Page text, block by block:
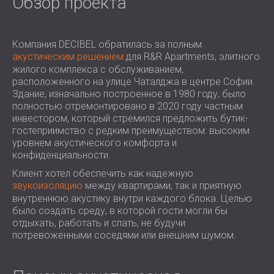
ЗВУКОИЗОЛЯЦИЯ И АКУСТИКА ДЛЯ
ЗВУКОИЗОЛЯЦИЯ И АКУСТИЧЕСКИЕ
РЕШЕНИЯ ДЛЯ ТОРГОВЫХ
ПОМЕЩЕНИЙ
ЗВУКОИЗОЛЯЦИЯ И АКУСТИКА ДЛЯ
ОБРАЗОВАТЕЛЬНЫХ УЧРЕЖДЕНИЙ
SOUND INSULATION AND ACOUSTICS
FOR HEALTH CARE FACILITIES
ЗВУКОИЗОЛЯЦИОННЫЕ И
АКУСТИЧЕСКИЕ РЕШЕНИЯ ДЛЯ
АУДИОЛОГИЧЕСКОЙ ОТРАСЛИ
ЗВУКОИЗОЛЯЦИОННЫЕ И
АКУСТИЧЕСКИЕ РЕШЕНИЯ ДЛЯ
ЦЕНТРОВ ОБРАБОТКИ ДАННЫХ
ROMÂNIA (RO)
FINLAND (FI)
USA (US)
SOUTH AFRICA (ZA)
Компания DECIBEL обратилась за полным
акустическим решением для R&R Apartments, элитного
жилого комплекса с обслуживанием,
расположенного на улице Чаталджа в центре Софии.
Здание, изначально построенное в 1980 году, было
полностью отремонтировано в 2020 году частным
инвестором, который стремился предложить бутик-
гостеприимство с редким преимуществом: высоким
уровнем акустического комфорта и
конфиденциальности.
Клиент хотел обеспечить как надежную
звукоизоляцию между квартирами, так и приятную
внутреннюю акустику внутри каждого блока. Целью
было создать среду, в которой гости могли бы
отдыхать, работать и спать, не будучи
потревоженными соседями или внешним шумом.